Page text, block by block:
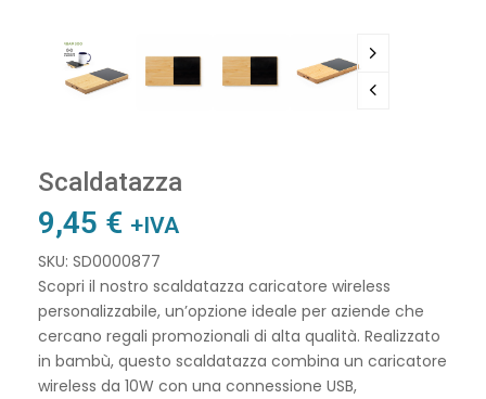
Scaldatazza
9,45 € +IVA
SKU: SD0000877
Scopri il nostro scaldatazza caricatore wireless
personalizzabile, un’opzione ideale per aziende che
cercano regali promozionali di alta qualità. Realizzato
in bambù, questo scaldatazza combina un caricatore
wireless da 10W con una connessione USB,